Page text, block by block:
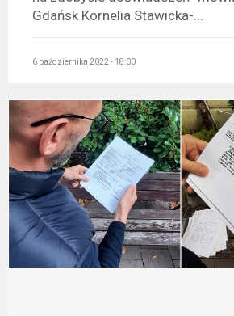
Gdańsk Kornelia Stawicka-...
6 października 2022 - 18:00